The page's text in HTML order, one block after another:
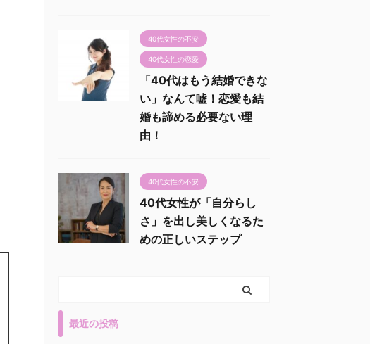
40代女性の不安
40代女性の恋愛
「40代はもう結婚できな
い」なんて嘘！恋愛も結
婚も諦める必要ない理
由！
40代女性の不安
40代女性が「自分らし
さ」を出し美しくなるた
めの正しいステップ
最近の投稿